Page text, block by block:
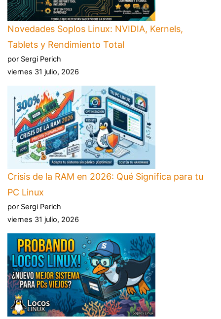
Novedades Soplos Linux: NVIDIA, Kernels,
Tablets y Rendimiento Total
por Sergi Perich
viernes 31 julio, 2026
Crisis de la RAM en 2026: Qué Significa para tu
PC Linux
por Sergi Perich
viernes 31 julio, 2026